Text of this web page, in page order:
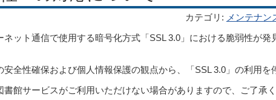
カテゴリ : メンテナン
ット通信で使用する暗号化方式「SSL 3.0」における脆弱性が発
全性確保および個人情報保護の観点から、「SSL 3.0」の利用を
館サービスがご利用いただけない場合がありますので、ご了承く